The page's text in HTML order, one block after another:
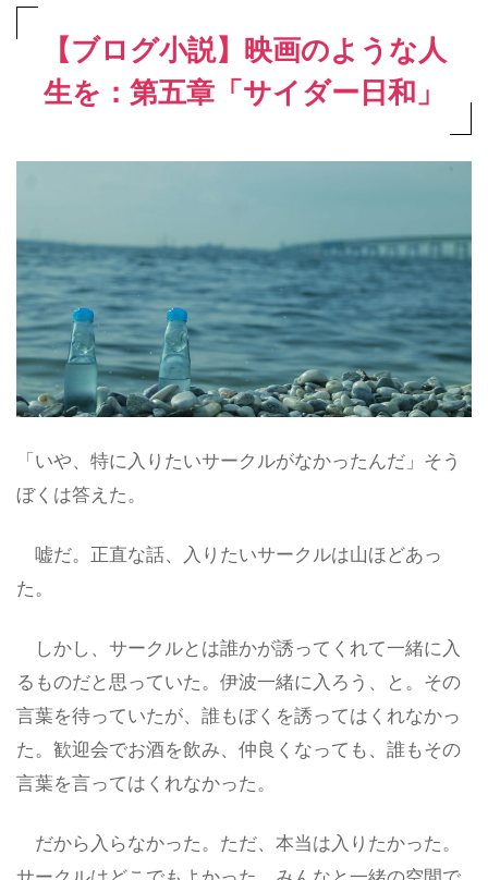
【ブログ小説】映画のような人
生を：第五章「サイダー日和」
「いや、特に入りたいサークルがなかったんだ」そう
ぼくは答えた。
嘘だ。正直な話、入りたいサークルは山ほどあっ
た。
しかし、サークルとは誰かが誘ってくれて一緒に入
るものだと思っていた。伊波一緒に入ろう、と。その
言葉を待っていたが、誰もぼくを誘ってはくれなかっ
た。歓迎会でお酒を飲み、仲良くなっても、誰もその
言葉を言ってはくれなかった。
だから入らなかった。ただ、本当は入りたかった。